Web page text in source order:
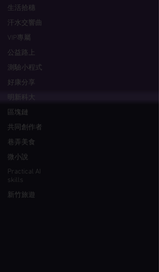
生活拾穗
汗水交響曲
VIP專屬
公益路上
測驗小程式
好康分享
明新科大
區塊鏈
共同創作者
巷弄美食
微小說
Practical AI
skills
新竹旅遊